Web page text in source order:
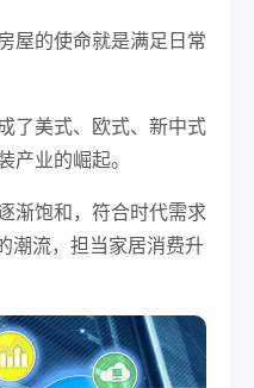
屋的使命就是满足日常
了美式、欧式、新中式
产业的崛起。
渐饱和，符合时代需求
潮流，担当家居消费升